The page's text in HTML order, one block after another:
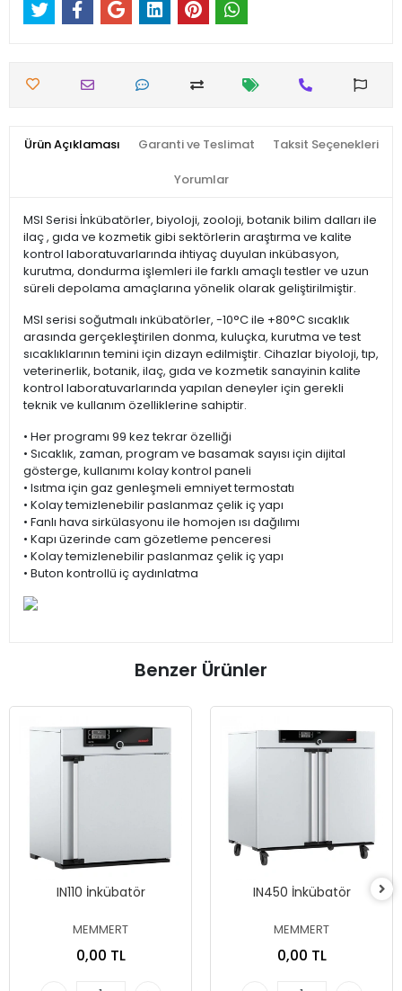
Ürün Açıklaması Garanti ve Teslimat Taksit Seçenekleri
Yorumlar
MSI Serisi İnkübatörler, biyoloji, zooloji, botanik bilim dalları ile
ilaç , gıda ve kozmetik gibi sektörlerin araştırma ve kalite
kontrol laboratuvarlarında ihtiyaç duyulan inkübasyon,
kurutma, dondurma işlemleri ile farklı amaçlı testler ve uzun
süreli depolama amaçlarına yönelik olarak geliştirilmiştir.
MSI serisi soğutmalı inkübatörler, -10°C ile +80°C sıcaklık
arasında gerçekleştirilen donma, kuluçka, kurutma ve test
sıcaklıklarının temini için dizayn edilmiştir. Cihazlar biyoloji, tıp,
veterinerlik, botanik, ilaç, gıda ve kozmetik sanayinin kalite
kontrol laboratuvarlarında yapılan deneyler için gerekli
teknik ve kullanım özelliklerine sahiptir.
• Her programı 99 kez tekrar özelliği
• Sıcaklık, zaman, program ve basamak sayısı için dijital
gösterge, kullanımı kolay kontrol paneli
• Isıtma için gaz genleşmeli emniyet termostatı
• Kolay temizlenebilir paslanmaz çelik iç yapı
• Fanlı hava sirkülasyonu ile homojen ısı dağılımı
• Kapı üzerinde cam gözetleme penceresi
• Kolay temizlenebilir paslanmaz çelik iç yapı
• Buton kontrollü iç aydınlatma
Benzer Ürünler
IN110 İnkübatör
MEMMERT
0,00 TL
IN450 İnkübatör
MEMMERT
0,00 TL